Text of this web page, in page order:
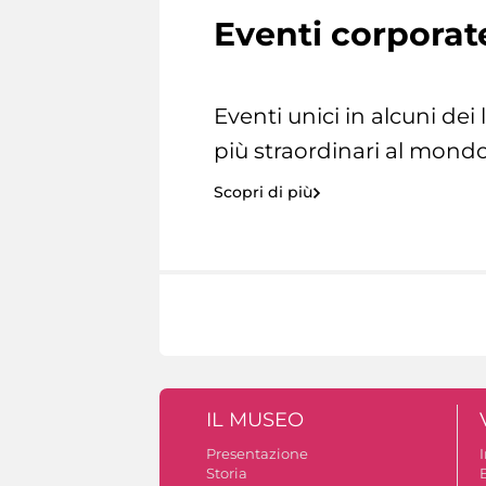
Eventi
Eventi unici in alcuni dei
più straordinari al
Scopri di più
IL MUSEO
Presentazione
Storia